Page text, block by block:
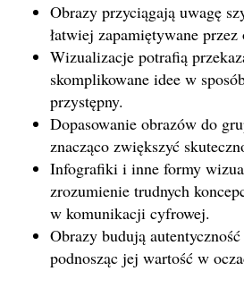
Obrazy przyciągają uwagę
łatwiej zapamiętywane
Wizualizacje potrafią
skomplikowane idee w
przystępny.
Dopasowanie obrazów do
znacząco zwiększyć
Infografiki i inne formy
zrozumienie trudnych
w komunikacji cyfrowej.
Obrazy budują
podnosząc jej wartość w